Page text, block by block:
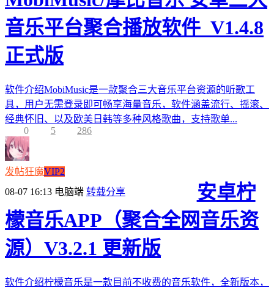
音乐平台聚合播放软件_V1.4.8
正式版
软件介绍MobiMusic是一款聚合三大音乐平台资源的听歌工
具，用户无需登录即可畅享海量音乐，软件涵盖流行、摇滚、
经典怀旧、以及欧美日韩等多种风格歌曲，支持歌单...
0
5 286
发帖狂魔VIP2
08-07 16:13 电脑端 转载分享
安卓柠
檬音乐APP（聚合全网音乐资
源）V3.2.1 更新版
软件介绍柠檬音乐是一款目前不收费的音乐软件，全新版本，